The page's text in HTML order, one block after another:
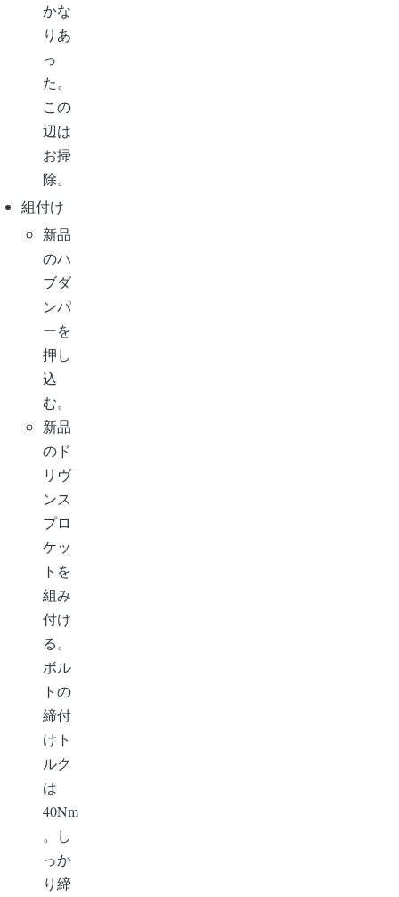
かな
りあ
っ
た。
この
辺は
お掃
除。
組付け
新品
のハ
ブダ
ンパ
ーを
押し
込
む。
新品
のド
リヴ
ンス
プロ
ケッ
トを
組み
付け
る。
ボル
トの
締付
けト
ルク
は
40Nm
。し
っか
り締